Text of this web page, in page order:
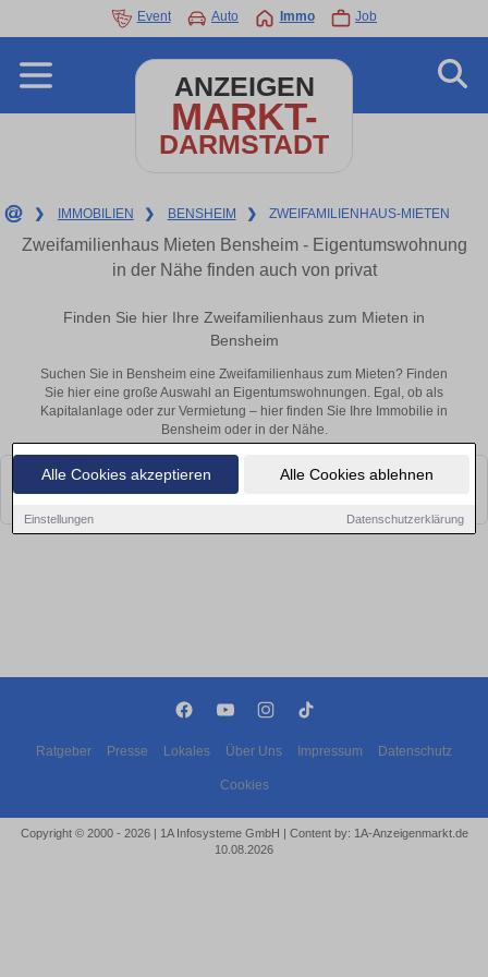
Alle Cookies akzeptieren Alle Cookies ablehnen
Einstellungen Datenschutzerklärung
Event Auto Immo Job
ANZEIGEN
MARKT-
DARMSTADT
❯ IMMOBILIEN ❯ BENSHEIM ❯ ZWEIFAMILIENHAUS-MIETEN
Zweifamilienhaus Mieten Bensheim - Eigentumswohnung
in der Nähe finden auch von privat
Finden Sie hier Ihre Zweifamilienhaus zum Mieten in
Bensheim
Suchen Sie in Bensheim eine Zweifamilienhaus zum Mieten? Finden
Sie hier eine große Auswahl an Eigentumswohnungen. Egal, ob als
Kapitalanlage oder zur Vermietung – hier finden Sie Ihre Immobilie in
Bensheim oder in der Nähe.
Leider konnten wir derzeit keine passenden Objekte finden. Schauen Sie
bald wieder vorbei!
Ratgeber Presse Lokales Über Uns Impressum Datenschutz
Cookies
Copyright © 2000 - 2026 | 1A Infosysteme GmbH | Content by: 1A-Anzeigenmarkt.de
10.08.2026